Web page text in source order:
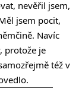
nevěřil jsem,
jsem pocit,
Navíc
protože je
též v